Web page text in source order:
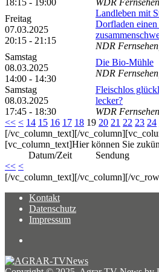
18:15 - 19:00
WDR Fernsehen,
Freitag
07.03.2025
20:15 - 21:15
Landleben mit
Dorfladen
NDR Fernsehen,
Samstag
08.03.2025
14:00 - 14:30
Die Bio-Mühle
NDR Fernsehen,
Samstag
08.03.2025
17:45 - 18:30
Fleischlos
lecker?
WDR Fernsehen,
<< < 14 15 16 17 18 19 20 21 22 23 24
[/vc_column_text][/
[vc_column_text]Hier können Sie
Datum/Zeit
Sendung
<< <
[/vc_column_text][/vc_column][/
Kontakt
Datenschutz
Impressum